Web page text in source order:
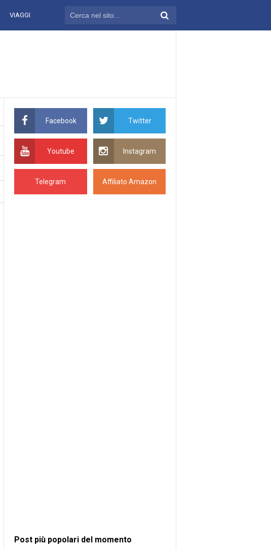
VIAGGI
Facebook Twitter
Youtube Instagram
Telegram Affiliato Amazon
Post più popolari del momento